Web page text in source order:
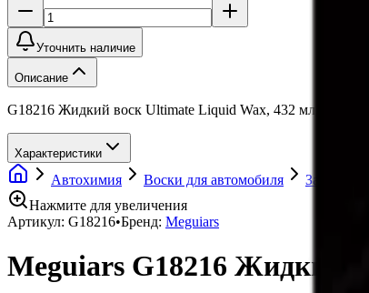
Уточнить наличие
Описание
G18216 Жидкий воск Ultimate Liquid Wax, 432 мл, Meguiars
Характеристики
Автохимия Воски для автомобиля Защитные
Нажмите для увеличения
Артикул: G18216•Бренд: Meguiars
Meguiars G18216 Жидкий